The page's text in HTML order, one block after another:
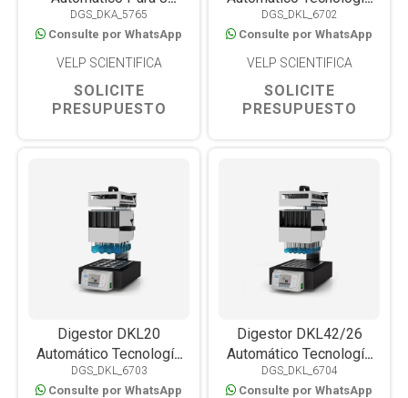
Muestras
DGS_DKA_5765
Consulte por WhatsApp
VELP SCIENTIFICA
SOLICITE
PRESUPUESTO
TEMS, 12 Muestras
DGS_DKL_6702
Consulte por WhatsApp
VELP SCIENTIFICA
SOLICITE
PRESUPUESTO
Digestor DKL20
Automático Tecnología
TEMS, 20 Muestras
DGS_DKL_6703
Consulte por WhatsApp
Digestor DKL42/26
Automático Tecnología
TEMS, 42 Muestras
DGS_DKL_6704
Consulte por WhatsApp